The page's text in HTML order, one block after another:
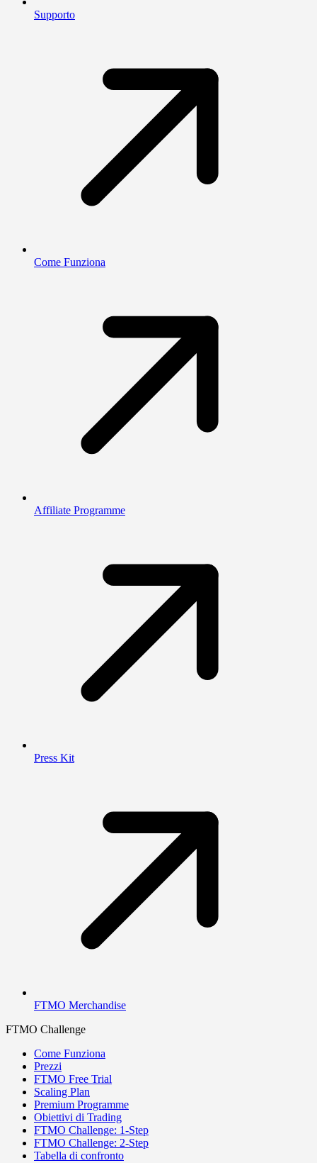
Supporto
Come Funziona
Affiliate Programme
Press Kit
FTMO Merchandise
FTMO Challenge
Come Funziona
Prezzi
FTMO Free Trial
Scaling Plan
Premium Programme
Obiettivi di Trading
FTMO Challenge: 1-Step
FTMO Challenge: 2-Step
Tabella di confronto